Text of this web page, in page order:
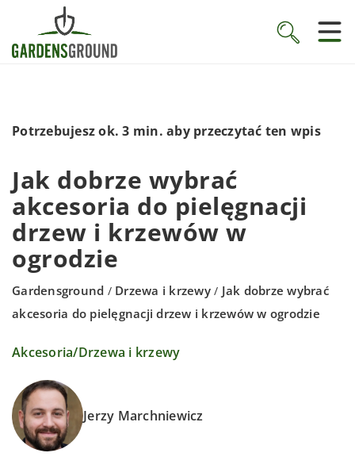
Potrzebujesz ok. 3 min. aby przeczytać ten wpis
Jak dobrze wybrać
akcesoria do pielęgnacji
drzew i krzewów w
ogrodzie
Gardensground / Drzewa i krzewy/ Jak dobrze wybrać
akcesoria do pielęgnacji drzew i krzewów w ogrodzie
Akcesoria/Drzewa i krzewy
Jerzy Marchniewicz